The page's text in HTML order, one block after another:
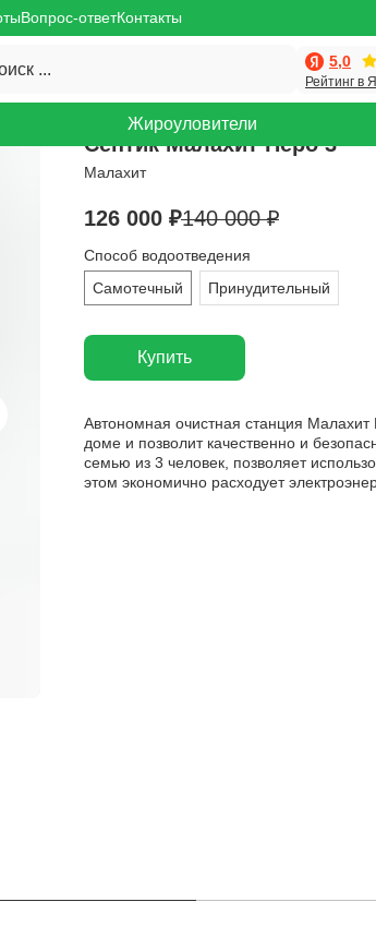
Вопрос-ответКонтакты
...
Рейтинг в
5,0
Жироуловители
Септик Малахит Неро 3
Малахит
126 000 ₽140 000 ₽
Способ водоотведения
Самотечный
Принудительный
Купить
Автономная очистная станция
доме и позволит качественно и
семью из 3 человек, позволяет
этом экономично расходует